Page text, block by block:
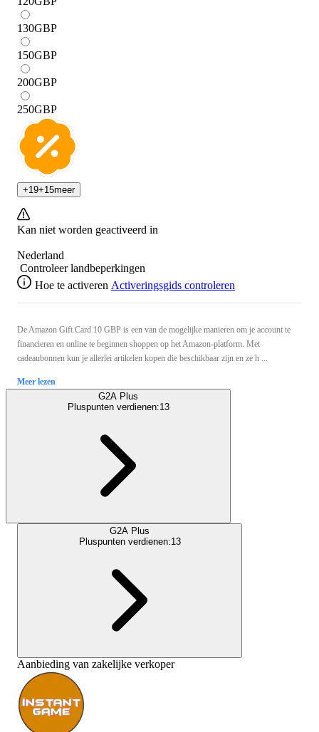
130GBP
150GBP
200GBP
250GBP
+19+15meer
Kan niet worden geactiveerd in
Nederland
Controleer landbeperkingen
Hoe te activeren Activeringsgids controleren
De Amazon Gift Card 10 GBP is een van de mogelijke manieren om je account te
financieren en online te beginnen shoppen op het Amazon-platform. Met
cadeaubonnen kun je allerlei artikelen kopen die beschikbaar zijn en ze h ...
Meer lezen
G2A Plus
Pluspunten verdienen:13
G2A Plus
Pluspunten verdienen:13
Aanbieding van zakelijke verkoper